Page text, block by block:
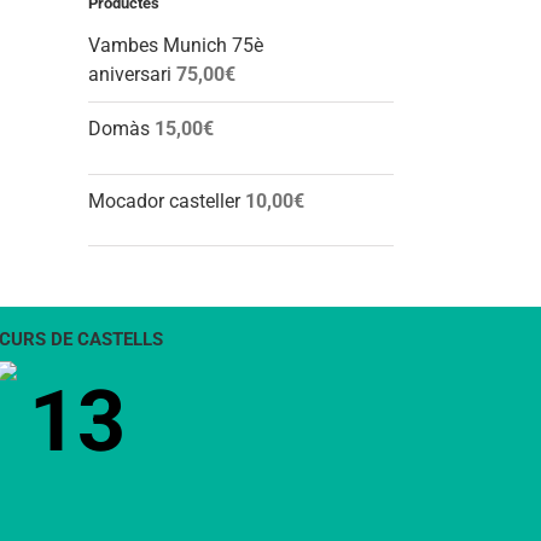
Vambes Munich 75è
aniversari 75,00€
Domàs 15,00€
Mocador casteller 10,00€
DE CASTELLS
13